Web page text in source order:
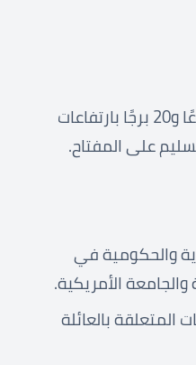
تسليم أكثر من 60 مشروعًا و20 برجًا بارتفاعات
والحكومية في
الأمريكية.
بالعائلة